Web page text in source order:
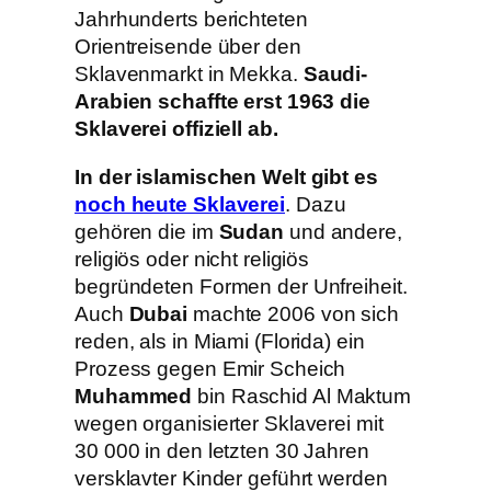
Jahrhunderts berichteten
Orientreisende über den
Sklavenmarkt in Mekka. Saudi-
Arabien schaffte erst 1963 die
Sklaverei offiziell ab.
In der islamischen Welt gibt es
noch heute Sklaverei. Dazu
gehören die im Sudan und andere,
religiös oder nicht religiös
begründeten Formen der Unfreiheit.
Auch Dubai machte 2006 von sich
reden, als in Miami (Florida) ein
Prozess gegen Emir Scheich
Muhammed bin Raschid Al Maktum
wegen organisierter Sklaverei mit
30 000 in den letzten 30 Jahren
versklavter Kinder geführt werden